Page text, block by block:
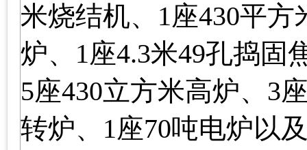
米烧结机、 1座430平方
炉、 1座4.3米49孔捣固
5座430立方米高炉、 3
转炉、 1座70吨电炉以